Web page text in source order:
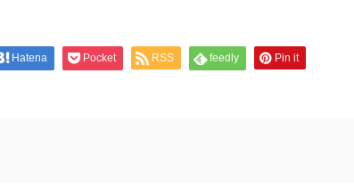
Hatena Pocket RSS feedly Pin it